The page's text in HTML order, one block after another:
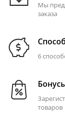
Мы
заказа
6
товаров